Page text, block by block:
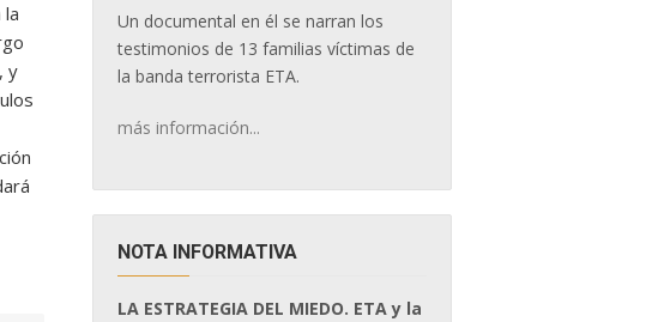
y
Un documental en él se narran los
testimonios de 13 familias víctimas de
la banda terrorista ETA.
más información...
NOTA INFORMATIVA
LA ESTRATEGIA DEL MIEDO. ETA y la